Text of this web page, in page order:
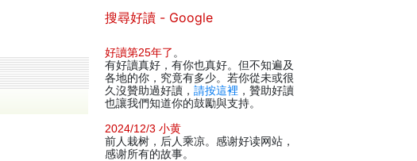
搜尋好讀 - Google
好讀第25年了 。
有好讀真好，有你也真好。但不知遍及
各地的你，究竟有多少。若你從未或很
久沒贊助過好讀， 請按這裡 ，贊助好讀
也讓我們知道你的鼓勵與支持。
2024/12/3 小黄
前人栽树，后人乘凉。感谢好读网站，
感谢所有的故事。